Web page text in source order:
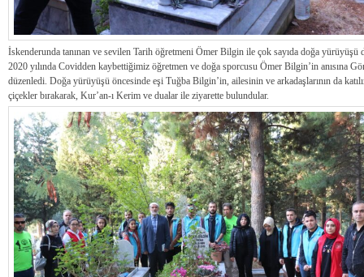
İskenderunda tanınan ve sevilen Tarih öğretmeni Ömer Bilgin ile çok sayıda doğa
2020 yılında Covidden kaybettiğimiz öğretmen ve doğa sporcusu Ömer Bilgin’in anısına
düzenledi. Doğa yürüyüşü öncesinde eşi Tuğba Bilgin’in, ailesinin ve arkadaşlarının da
çiçekler bırakarak, Kur’an-ı Kerim ve dualar ile ziyarette bulundular.